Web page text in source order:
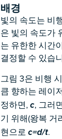
배경
빛의 속도는 비
은 빛의 속도가
는 유한한 시간
결정할 수 있습
그림 3은 비행
큼 향하는 레이
정하면, c, 그러
기 위해(왕복 거
현으로 c=d/t.